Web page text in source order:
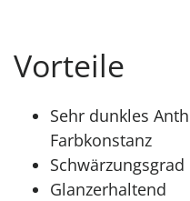
Vorteile
Sehr dunkles
Farbkonstanz
Glanzerhaltend